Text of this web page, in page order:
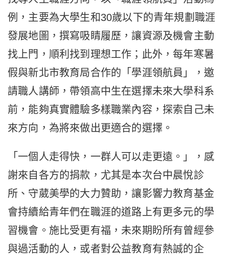
例，主要為大學生和30歲以下的青年規劃職涯
發展地圖，撰寫吸睛履歷，讓資源及機會主動
找上門，順利找到理想工作；此外，每年寒暑
假與新北市教育局合作的「學涯領航員」，邀
請職人講師，帶領高中生在選擇未來大學科系
前，能夠真實體驗多樣職業內容，探索自己未
來方向，為將來做出更適合的選擇。
「一個人走得快，一群人可以走更遠。」，感
謝來自各方的捐款，尤其是本次台中晨悅診
所、守葳美學的大力贊助，讓影響力教育基金
會持續給青年們在職涯的道路上有更多元的學
習機會。施比受更有福，未來期盼所有曾經參
與過活動的人，或者對公益教育有熱誠的企